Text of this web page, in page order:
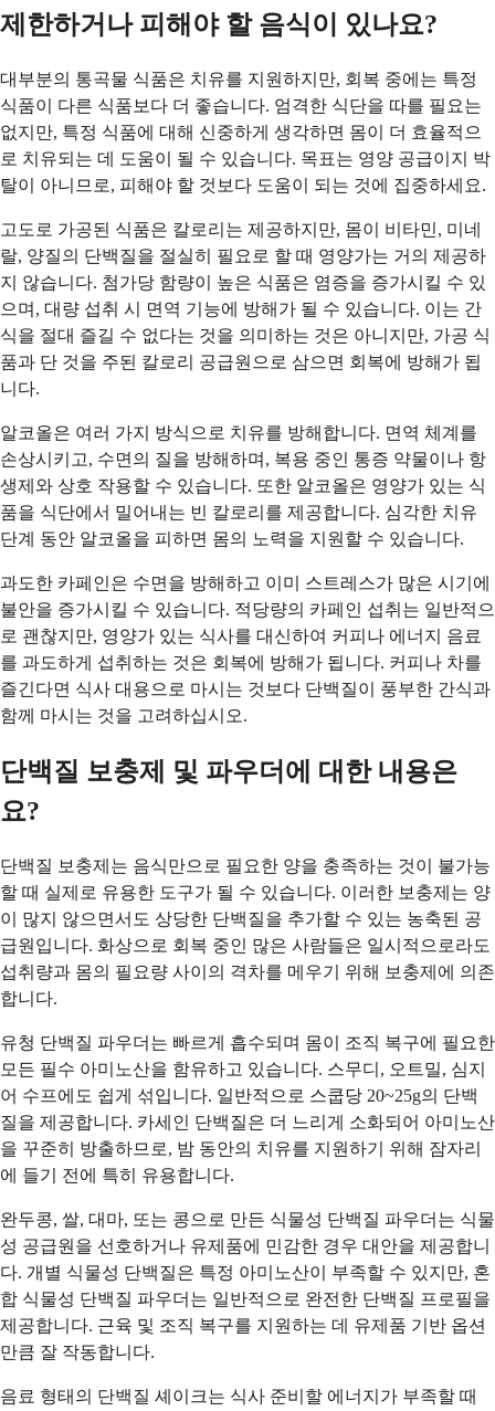
제한하거나 피해야 할 음식이 있나요?
대부분의 통곡물 식품은 치유를 지원하지만, 회복 중에는 특정
식품이 다른 식품보다 더 좋습니다. 엄격한 식단을 따를 필요는
없지만, 특정 식품에 대해 신중하게 생각하면 몸이 더 효율적으
로 치유되는 데 도움이 될 수 있습니다. 목표는 영양 공급이지 박
탈이 아니므로, 피해야 할 것보다 도움이 되는 것에 집중하세요.
고도로 가공된 식품은 칼로리는 제공하지만, 몸이 비타민, 미네
랄, 양질의 단백질을 절실히 필요로 할 때 영양가는 거의 제공하
지 않습니다. 첨가당 함량이 높은 식품은 염증을 증가시킬 수 있
으며, 대량 섭취 시 면역 기능에 방해가 될 수 있습니다. 이는 간
식을 절대 즐길 수 없다는 것을 의미하는 것은 아니지만, 가공 식
품과 단 것을 주된 칼로리 공급원으로 삼으면 회복에 방해가 됩
니다.
알코올은 여러 가지 방식으로 치유를 방해합니다. 면역 체계를
손상시키고, 수면의 질을 방해하며, 복용 중인 통증 약물이나 항
생제와 상호 작용할 수 있습니다. 또한 알코올은 영양가 있는 식
품을 식단에서 밀어내는 빈 칼로리를 제공합니다. 심각한 치유
단계 동안 알코올을 피하면 몸의 노력을 지원할 수 있습니다.
과도한 카페인은 수면을 방해하고 이미 스트레스가 많은 시기에
불안을 증가시킬 수 있습니다. 적당량의 카페인 섭취는 일반적으
로 괜찮지만, 영양가 있는 식사를 대신하여 커피나 에너지 음료
를 과도하게 섭취하는 것은 회복에 방해가 됩니다. 커피나 차를
즐긴다면 식사 대용으로 마시는 것보다 단백질이 풍부한 간식과
함께 마시는 것을 고려하십시오.
단백질 보충제 및 파우더에 대한 내용은
요?
단백질 보충제는 음식만으로 필요한 양을 충족하는 것이 불가능
할 때 실제로 유용한 도구가 될 수 있습니다. 이러한 보충제는 양
이 많지 않으면서도 상당한 단백질을 추가할 수 있는 농축된 공
급원입니다. 화상으로 회복 중인 많은 사람들은 일시적으로라도
섭취량과 몸의 필요량 사이의 격차를 메우기 위해 보충제에 의존
합니다.
유청 단백질 파우더는 빠르게 흡수되며 몸이 조직 복구에 필요한
모든 필수 아미노산을 함유하고 있습니다. 스무디, 오트밀, 심지
어 수프에도 쉽게 섞입니다. 일반적으로 스쿱당 20~25g의 단백
질을 제공합니다. 카세인 단백질은 더 느리게 소화되어 아미노산
을 꾸준히 방출하므로, 밤 동안의 치유를 지원하기 위해 잠자리
에 들기 전에 특히 유용합니다.
완두콩, 쌀, 대마, 또는 콩으로 만든 식물성 단백질 파우더는 식물
성 공급원을 선호하거나 유제품에 민감한 경우 대안을 제공합니
다. 개별 식물성 단백질은 특정 아미노산이 부족할 수 있지만, 혼
합 식물성 단백질 파우더는 일반적으로 완전한 단백질 프로필을
제공합니다. 근육 및 조직 복구를 지원하는 데 유제품 기반 옵션
만큼 잘 작동합니다.
음료 형태의 단백질 셰이크는 식사 준비할 에너지가 부족할 때